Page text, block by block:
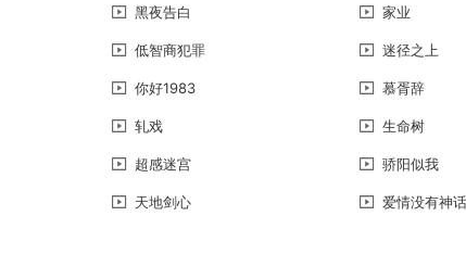
黑夜告白 家业
低智商犯罪 迷径之上
你好1983 慕胥辞
轧戏 生命树
超感迷宫 骄阳似我
天地剑心 爱情没有神话